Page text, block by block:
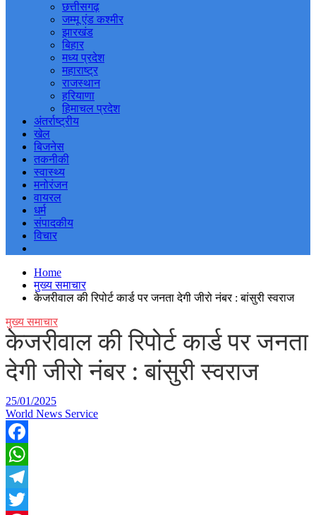
छत्तीसगढ़
जम्मू एंड कश्मीर
झारखंड
बिहार
मध्य प्रदेश
महाराष्ट्र
राजस्थान
हरियाणा
हिमाचल प्रदेश
अंतर्राष्ट्रीय
खेल
बिजनेस
तकनीकी
स्वास्थ्य
मनोरंजन
वायरल
धर्म
संपादकीय
विचार
Home
मुख्य समाचार
केजरीवाल की रिपोर्ट कार्ड पर जनता देगी जीरो नंबर : बांसुरी स्वराज
मुख्य समाचार
केजरीवाल की रिपोर्ट कार्ड पर जनता
देगी जीरो नंबर : बांसुरी स्वराज
25/01/2025
World News Service
Facebook
WhatsApp
Telegram